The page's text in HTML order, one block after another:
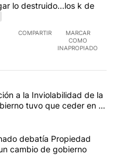
lo destruido...los k de
COMPARTIR
MARCAR
COMO
INAPROPIADO
más comentarios en los
Senado dio media
a la Inviolabilidad de la
tuvo que ceder en la
"Encuesta, mientras el
debatía Propiedad
cambio de gobierno